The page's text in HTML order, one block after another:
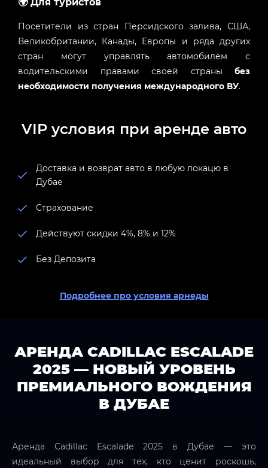
Посетители из стран Персидского залива, США,
Великобритании, Канады, Европы и ряда других
стран могут управлять автомобилем с
водительскими правами своей страны без
необходимости получения международного ВУ.
VIP условия при аренде авто
Доставка и возврат авто в любую локацю в
Дубае
Страхование
Действуют скидки 4%, 8% и 12%
Без Депозита
Подробнее про условия арнеды
АРЕНДА CADILLAC ESCALADE
2025 — НОВЫЙ УРОВЕНЬ
ПРЕМИАЛЬНОГО ВОЖДЕНИЯ
В ДУБАЕ
Аренда Cadillac Escalade 2025 в Дубае — это
идеальный выбор для тех, кто ценит роскошь,